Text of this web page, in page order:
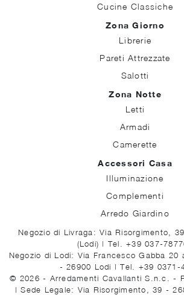
Cucine Classiche
Zona Giorno
Librerie
Pareti Attrezzate
Salotti
Zona Notte
Letti
Armadi
Camerette
Accessori Casa
Illuminazione
Complementi
Arredo Giardino
Negozio di Livraga: Via Risorgimento,
(Lodi) | Tel. +39 037-
Negozio di Lodi: Via Francesco Gabba 20
- 26900 Lodi |Tel. +39 0371-
© 2026 - Arredamenti Cavallanti S.n.c. -
|Sede Legale: Via Risorgimento, 39 -